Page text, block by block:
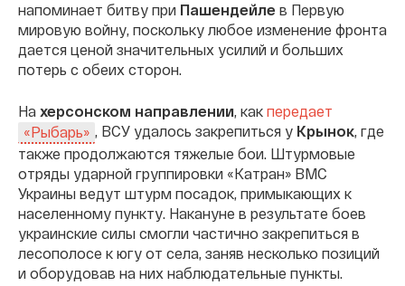
напоминает битву при Пашендейле в Первую
мировую войну, поскольку любое изменение фронта
дается ценой значительных усилий и больших
потерь с обеих сторон.
На херсонском направлении, как передает
«Рыбарь» , ВСУ удалось закрепиться у Крынок, где
также продолжаются тяжелые бои. Штурмовые
отряды ударной группировки «Катран» ВМС
Украины ведут штурм посадок, примыкающих к
населенному пункту. Накануне в результате боев
украинские силы смогли частично закрепиться в
лесополосе к югу от села, заняв несколько позиций
и оборудовав на них наблюдательные пункты.